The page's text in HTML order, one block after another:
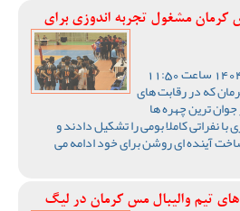
کرمان مشغول تجربه اندوزی برای
که در رقابت های
ترین چهره ها
نفراتی کاملا بومی را تشکیل دادند و
آینده ای روشن برای خود ادامه می
تیم والیبال مس کرمان در لیگ